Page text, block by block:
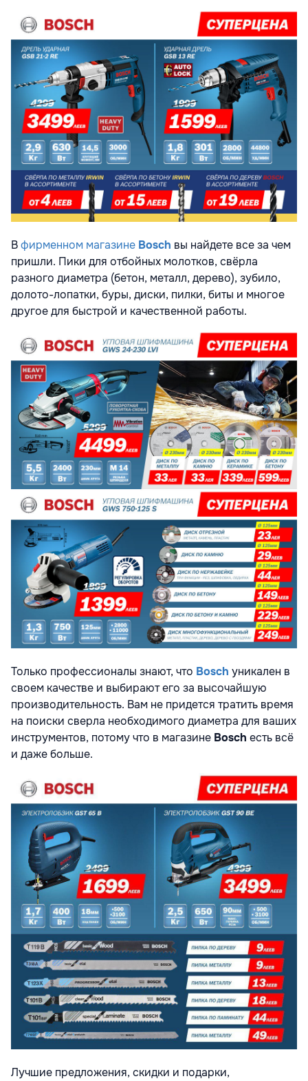
Вфирменном магазине Bosch вы найдете все за чем
пришли. Пики для отбойных молотков, свёрла
разного диаметра (бетон, металл, дерево), зубило,
долото-лопатки, буры, диски, пилки, биты и многое
другое для быстрой и качественной работы.
Только профессионалы знают, что Bosch уникален в
своем качестве и выбирают его за высочайшую
производительность. Вам не придется тратить время
на поиски сверла необходимого диаметра для ваших
инструментов, потому что в магазине Bosch есть всё
и даже больше.
Лучшие предложения, скидки и подарки,